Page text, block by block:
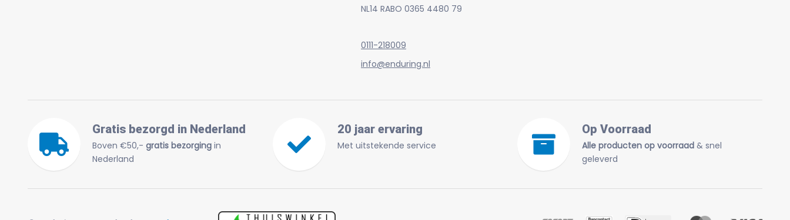
NL14 RABO 0365 4480 79
0111-218009
info@enduring.nl
Gratis bezorgd in Nederland
Boven €50,- gratis bezorging in
Nederland
20 jaar ervaring
Met uitstekende service
Op Voorraad
Alle producten op voorraad & snel
geleverd